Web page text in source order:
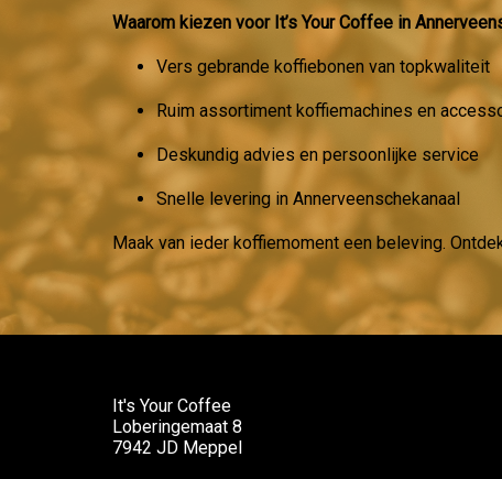
Waarom kiezen voor It’s Your Coffee in
Vers gebrande koffiebonen van topkwaliteit
Ruim assortiment koffiemachines en
Deskundig advies en persoonlijke service
Snelle levering in Annerveenschekanaal
Maak van ieder koffiemoment een beleving.
It's Your Coffee
Loberingemaat 8
7942 JD Meppel